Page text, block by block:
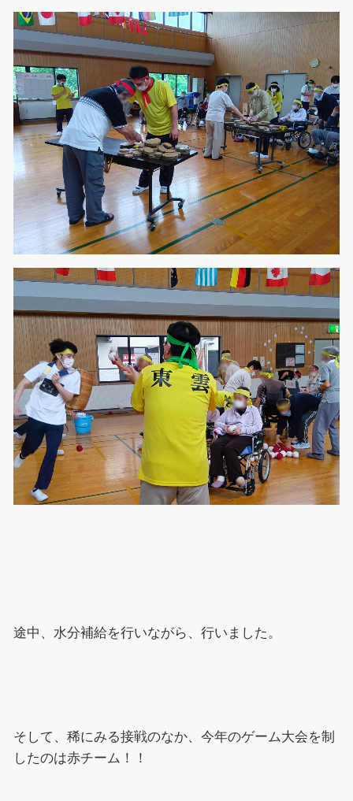
途中、水分補給を行いながら、行いました。
そして、稀にみる接戦のなか、今年のゲーム大会を制
したのは赤チーム！！